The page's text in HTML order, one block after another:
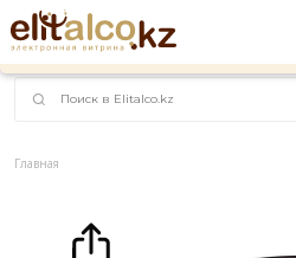
наименований!
instagram.com/rojo.kz
Рекомендуем
Ром Captain Morgan White 37,5%
Главная